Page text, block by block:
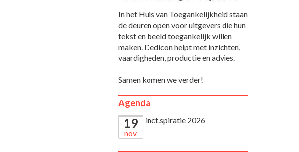
In het Huis van Toegankelijkheid staan
de deuren open voor uitgevers die hun
tekst en beeld toegankelijk willen
maken. Dedicon helpt met inzichten,
vaardigheden, productie en advies.
Samen komen we verder!
Agenda
19
nov
inct.spiratie 2026